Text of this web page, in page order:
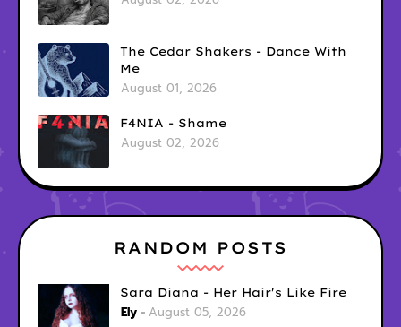
The Cedar Shakers - Dance With
Me
August 01, 2026
F4NIA - Shame
August 02, 2026
RANDOM POSTS
Sara Diana - Her Hair's Like Fire
Ely August 05, 2026